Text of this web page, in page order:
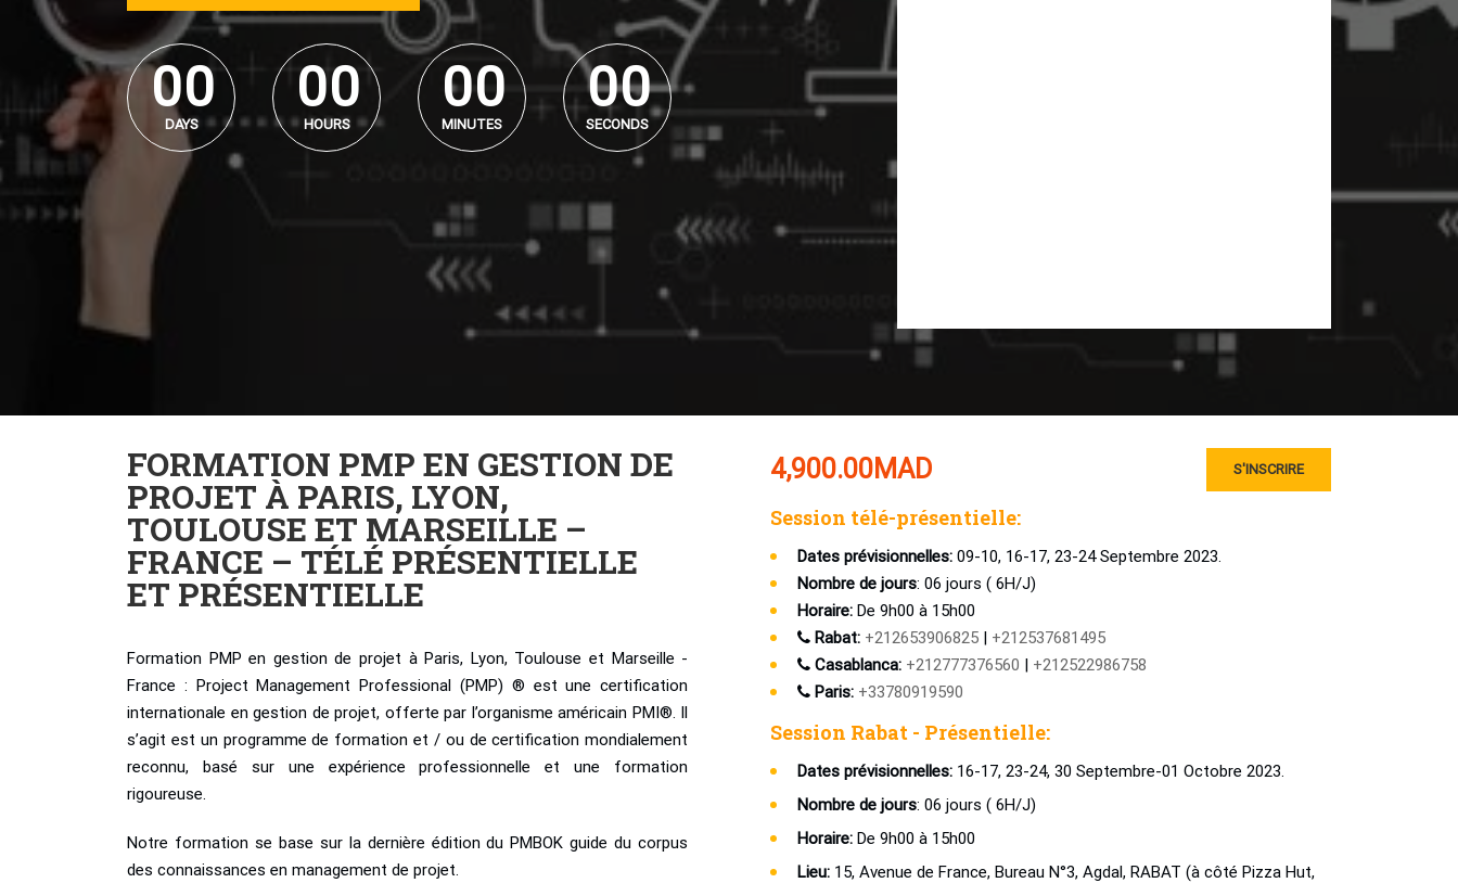
00
00
DAYS
00
00
HOURS
00
00
MINUTES
00
00
SECONDS
FORMATION PMP EN GESTION DE
PROJET À PARIS, LYON,
TOULOUSE ET MARSEILLE –
FRANCE – TÉLÉ PRÉSENTIELLE
ET PRÉSENTIELLE
Formation PMP en gestion de projet à Paris, Lyon, Toulouse et Marseille -
France : Project Management Professional (PMP) ® est une certification
internationale en gestion de projet, offerte par l’organisme américain PMI®. Il
s’agit est un programme de formation et / ou de certification mondialement
reconnu, basé sur une expérience professionnelle et une formation
rigoureuse.
Notre formation se base sur la dernière édition du PMBOK guide du corpus
des connaissances en management de projet.
S'INSCRIRE
4,900.00MAD
Session télé-présentielle:
Dates prévisionnelles:09-10, 16-17, 23-24 Septembre 2023.
Nombre de jours: 06 jours ( 6H/J)
Horaire:De 9h00 à 15h00
Rabat:+212653906825| +212537681495
Casablanca: +212777376560 | +212522986758
Paris:+33780919590
Session Rabat - Présentielle:
Dates prévisionnelles:16-17, 23-24, 30 Septembre-01 Octobre 2023.
Nombre de jours: 06 jours ( 6H/J)
Horaire:De 9h00 à 15h00
Lieu:15, Avenue de France, Bureau N°3, Agdal, RABAT (à côté Pizza Hut,